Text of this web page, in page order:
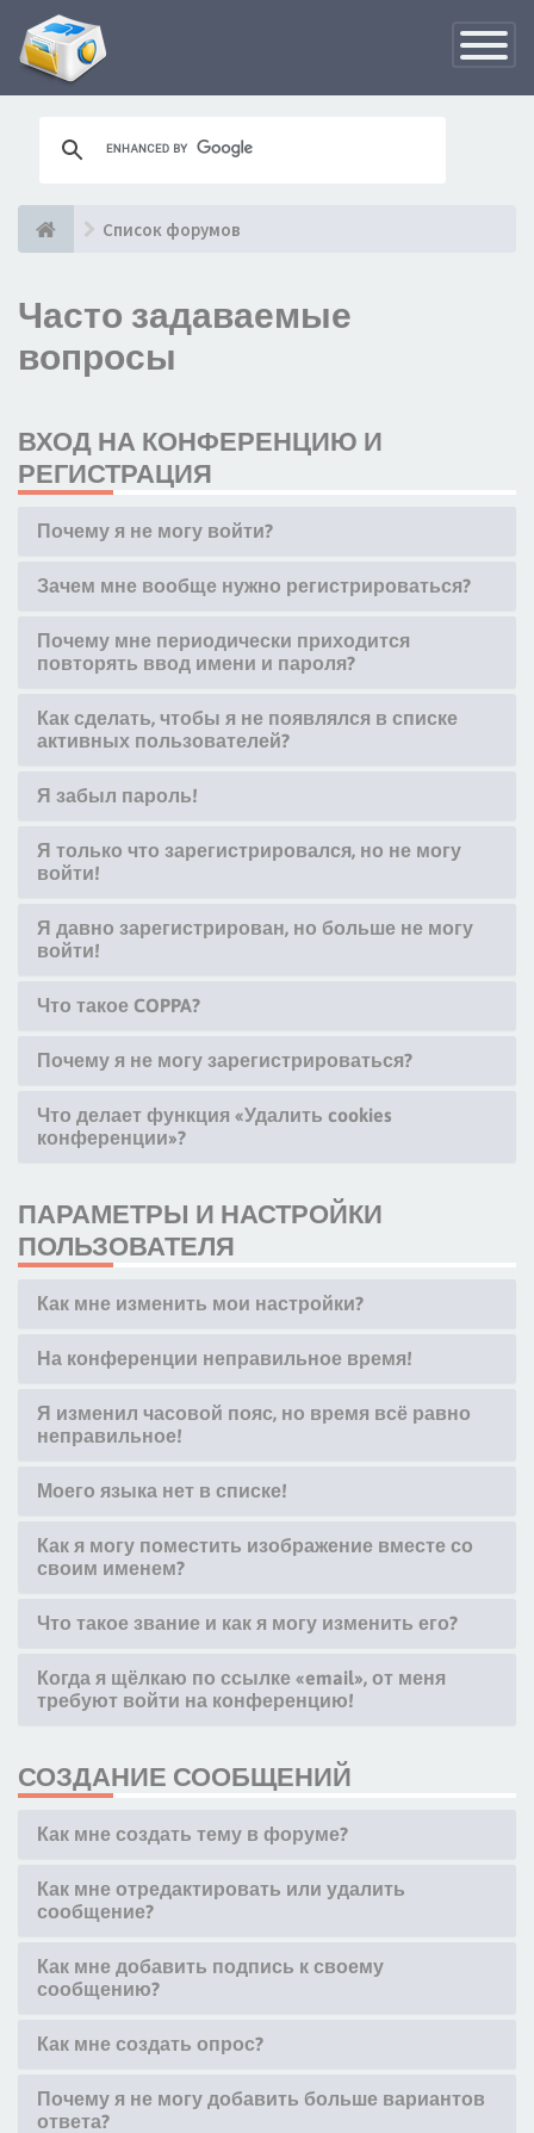
Список форумов
Часто задаваемые
вопросы
ВХОД НА КОНФЕРЕНЦИЮ И
РЕГИСТРАЦИЯ
Почему я не могу войти?
Зачем мне вообще нужно регистрироваться?
Почему мне периодически приходится
повторять ввод имени и пароля?
Как сделать, чтобы я не появлялся в списке
активных пользователей?
Я забыл пароль!
Я только что зарегистрировался, но не могу
войти!
Я давно зарегистрирован, но больше не могу
войти!
Что такое COPPA?
Почему я не могу зарегистрироваться?
Что делает функция «Удалить cookies
конференции»?
ПАРАМЕТРЫ И НАСТРОЙКИ
ПОЛЬЗОВАТЕЛЯ
Как мне изменить мои настройки?
На конференции неправильное время!
Я изменил часовой пояс, но время всё равно
неправильное!
Моего языка нет в списке!
Как я могу поместить изображение вместе со
своим именем?
Что такое звание и как я могу изменить его?
Когда я щёлкаю по ссылке «email», от меня
требуют войти на конференцию!
СОЗДАНИЕ СООБЩЕНИЙ
Как мне создать тему в форуме?
Как мне отредактировать или удалить
сообщение?
Как мне добавить подпись к своему
сообщению?
Как мне создать опрос?
Почему я не могу добавить больше вариантов
ответа?